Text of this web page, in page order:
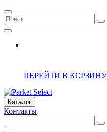
ПЕРЕЙТИ В КОРЗИНУ
Каталог
Контакты